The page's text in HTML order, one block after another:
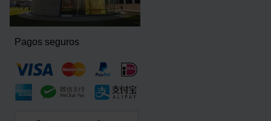
Pagos seguros